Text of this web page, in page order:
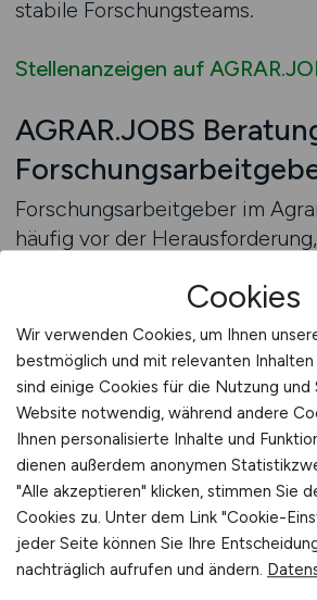
stabile Forschungsteams.
Stellenanzeigen auf
AGRAR.JOBS
Forschungsarbeitgeber im
häufig vor der
fachlich korrekt zu
Unterschiedliche
interdisziplinäre
variierende
machen es nicht einfach,
formulieren. Gleichzeitig ist
um qualifizierte Fachkräfte
agrarwissenschaftliche
anderen Branchen gefragt ist.
Herangehensweise an die
Cookies
Wir verwenden Cookies, um Ihnen
bestmöglich und mit relevanten Inhalten
sind einige Cookies für die Nutzung und
Website notwendig, während andere
Ihnen personalisierte Inhalte und
dienen außerdem anonymen
"Alle akzeptieren" klicken, stimmen Sie
Cookies zu. Unter dem Link "Cookie-
jeder Seite können Sie Ihre
nachträglich aufrufen und ändern.